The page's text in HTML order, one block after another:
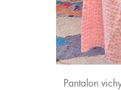
Pantalon